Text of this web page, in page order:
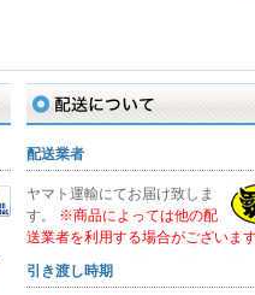
配送業者
ヤマト運輸にてお届け致しま
す。 ※商品によっては他の配
送業者を利用する場合がございま
引き渡し時期